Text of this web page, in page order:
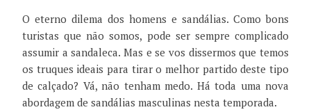
O eterno dilema dos homens e sandálias. Como bons
turistas que não somos, pode ser sempre complicado
assumir a sandaleca. Mas e se vos dissermos que temos
os truques ideais para tirar o melhor partido deste tipo
de calçado? Vá, não tenham medo. Há toda uma nova
abordagem de sandálias masculinas nesta temporada.